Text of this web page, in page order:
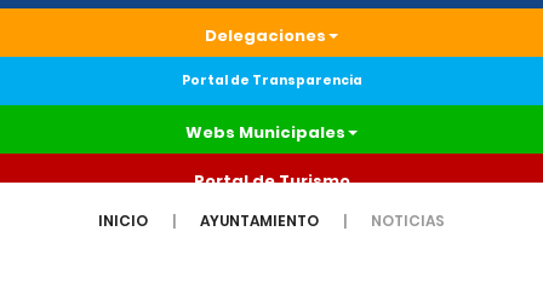
Delegaciones
Portal de Transparencia
Webs Municipales
Portal de Turismo
INICIO AYUNTAMIENTO NOTICIAS